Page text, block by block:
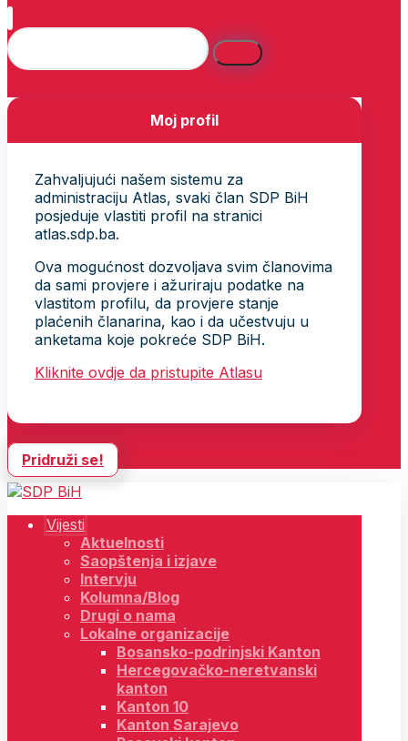
Moj profil
Zahvaljujući našem sistemu za
administraciju Atlas, svaki član SDP BiH
posjeduje vlastiti profil na stranici
atlas.sdp.ba.
Ova mogućnost dozvoljava svim članovima
da sami provjere i ažuriraju podatke na
vlastitom profilu, da provjere stanje
plaćenih članarina, kao i da učestvuju u
anketama koje pokreće SDP BiH.
Kliknite ovdje da pristupite Atlasu
Pridruži se!
Vijesti
Aktuelnosti
Saopštenja i izjave
Intervju
Kolumna/Blog
Drugi o nama
Lokalne organizacije
Bosansko-podrinjski Kanton
Hercegovačko-neretvanski
kanton
Kanton 10
Kanton Sarajevo